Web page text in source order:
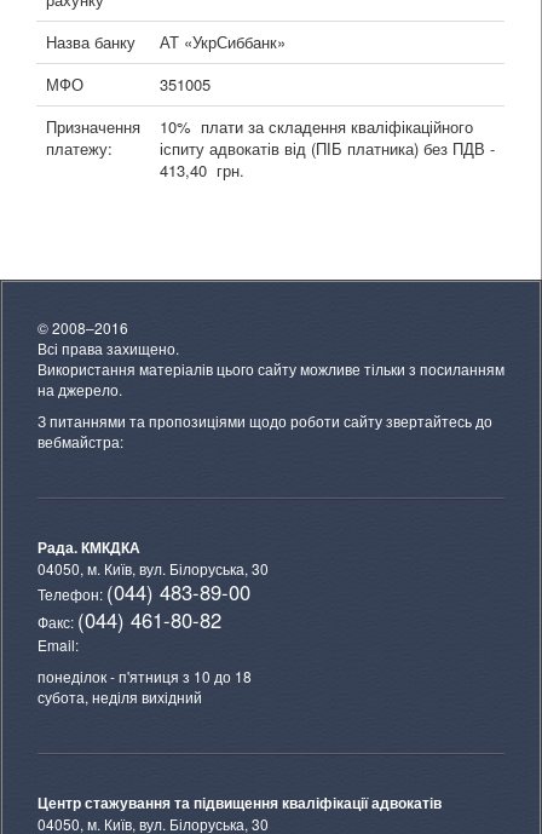
Назва банку
АТ «УкрСиббанк»
МФО
351005
Призначення
платежу:
10% плати за складення кваліфікаційного
іспиту адвокатів від (ПІБ платника) без ПДВ -
413,40 грн.
© 2008–2016
Всі права захищено.
Використання матеріалів цього сайту можливе тільки з посиланням
на джерело.
З питаннями та пропозиціями щодо роботи сайту звертайтесь до
вебмайстра:
Рада. КМКДКА
04050, м. Київ, вул. Білоруська, 30
Телефон: (044) 483-89-00
Факс: (044) 461-80-82
Email:
понеділок - п'ятниця з 10 до 18
субота, неділя вихідний
Центр стажування та підвищення кваліфікації адвокатів
04050, м. Київ, вул. Білоруська, 30